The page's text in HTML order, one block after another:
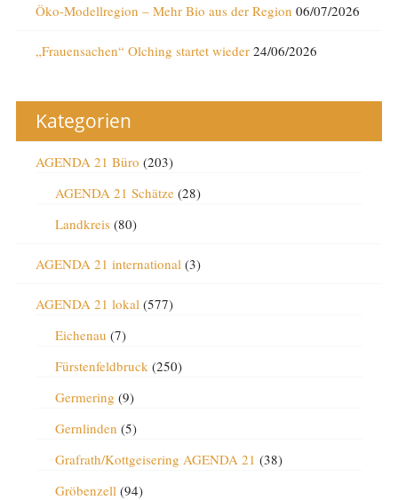
Öko-Modellregion – Mehr Bio aus der Region 06/07/2026
„Frauensachen“ Olching startet wieder 24/06/2026
Kategorien
AGENDA 21 Büro (203)
AGENDA 21 Schätze(28)
Landkreis(80)
AGENDA 21 international (3)
AGENDA 21 lokal (577)
Eichenau (7)
Fürstenfeldbruck (250)
Germering (9)
Gernlinden (5)
Grafrath/Kottgeisering AGENDA 21 (38)
Gröbenzell (94)